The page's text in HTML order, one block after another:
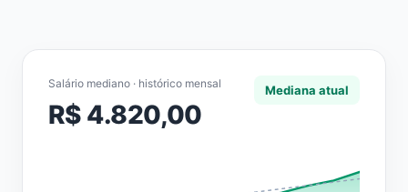
Salário mediano · histórico mensal
R$ 4.820,00
Mediana atual